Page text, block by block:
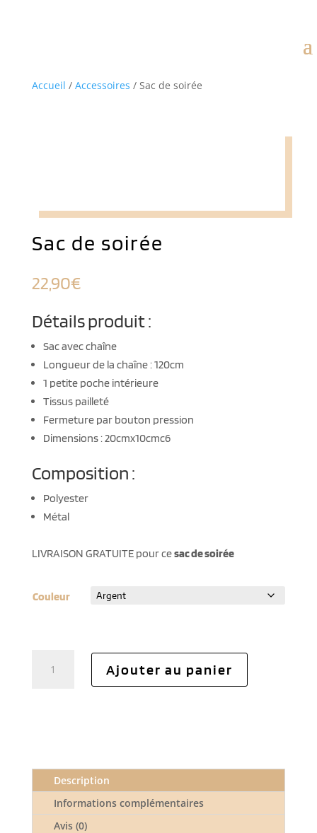
Accueil / Accessoires / Sac de soirée
Sac de soirée
22,90€
Détails produit :
Sac avec chaîne
Longueur de la chaîne : 120cm
1 petite poche intérieure
Tissus pailleté
Fermeture par bouton pression
Dimensions : 20cmx10cmc6
Composition :
Polyester
Métal
LIVRAISON GRATUITE pour cesac de soirée
Couleur
Ajouter au panier
Description
Informations complémentaires
Avis (0)